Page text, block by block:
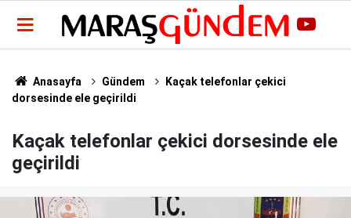
Anasayfa Gündem
Kaçak telefonlar çekici
dorsesinde ele geçirildi
Kaçak telefonlar çekici dorsesinde ele
geçirildi